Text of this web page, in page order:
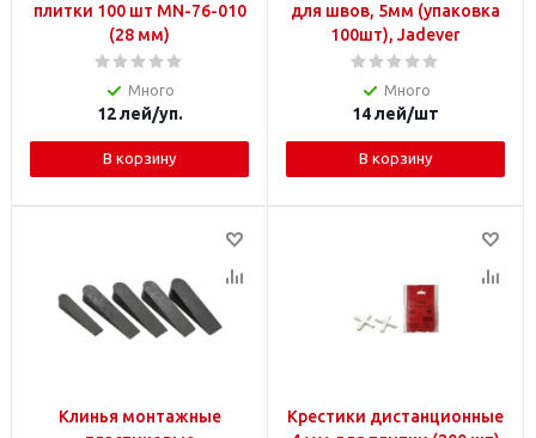
плитки 100 шт MN-76-010
(28 мм)
Много
12лей/уп.
В корзину
для швов, 5мм (упаковка
100шт), Jadever
Много
14лей/шт
В корзину
Клинья монтажные
Крестики дистанционные